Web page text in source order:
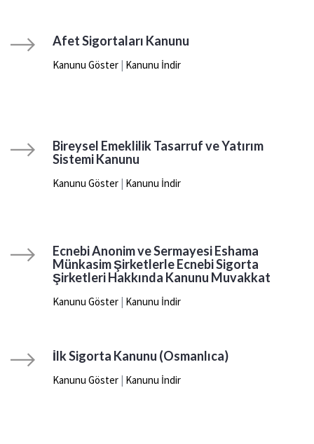
Afet Sigortaları Kanunu
Kanunu Göster | Kanunu İndir
Bireysel Emeklilik Tasarruf ve Yatırım
Sistemi Kanunu
Kanunu Göster | Kanunu İndir
Ecnebi Anonim ve Sermayesi Eshama
Münkasim Şirketlerle Ecnebi Sigorta
Şirketleri Hakkında Kanunu Muvakkat
Kanunu Göster | Kanunu İndir
İlk Sigorta Kanunu (Osmanlıca)
Kanunu Göster | Kanunu İndir